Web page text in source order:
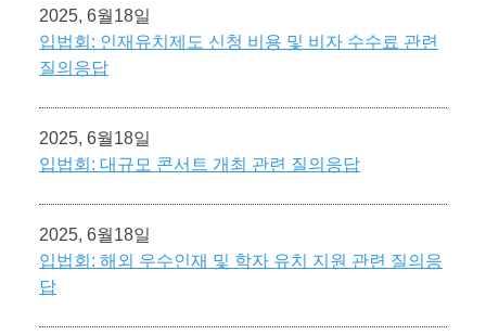
2025, 6월18일
입법회: 인재유치제도 신청 비용 및 비자 수수료 관련
질의응답
2025, 6월18일
입법회: 대규모 콘서트 개최 관련 질의응답
2025, 6월18일
입법회: 해외 우수인재 및 학자 유치 지원 관련 질의응
답